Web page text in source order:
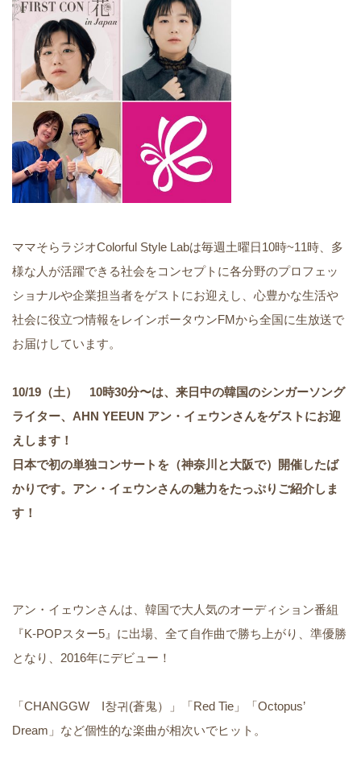
ママそらラジオColorful Style Labは毎週土曜日10時~11時、多
様な人が活躍できる社会をコンセプトに各分野のプロフェッ
ショナルや企業担当者をゲストにお迎えし、心豊かな生活や
社会に役立つ情報をレインボータウンFMから全国に生放送で
お届けしています。
10/19（土） 10時30分〜は、来日中の韓国のシンガーソング
ライター、AHN YEEUN アン・イェウンさんをゲストにお迎
えします！
日本で初の単独コンサートを（神奈川と大阪で）開催したば
かりです。アン・イェウンさんの魅力をたっぷりご紹介しま
す！
アン・イェウンさんは、韓国で大人気のオーディション番組
『K-POPスター5』に出場、全て自作曲で勝ち上がり、準優勝
となり、2016年にデビュー！
「CHANGGW I창귀(蒼鬼）」「Red Tie」「Octopus’
Dream」など個性的な楽曲が相次いでヒット。